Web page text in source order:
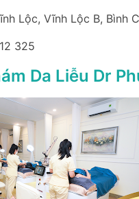
Lộc, Vĩnh Lộc B, Bình
325
Da Liễu Dr